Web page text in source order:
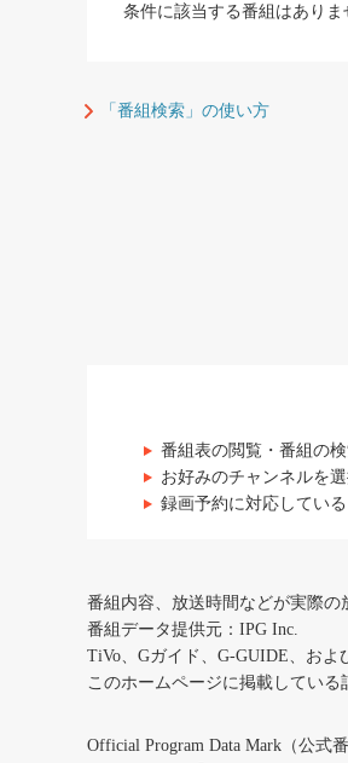
条件に該当する番組はありま
「番組検索」の使い方
番組表の閲覧・番組の
お好みのチャンネルを
録画予約に対応してい
番組内容、放送時間などが実際の
番組データ提供元：IPG Inc.
TiVo、Gガイド、G-GUIDE、およ
このホームページに掲載している
Official Program Data Mark（公式